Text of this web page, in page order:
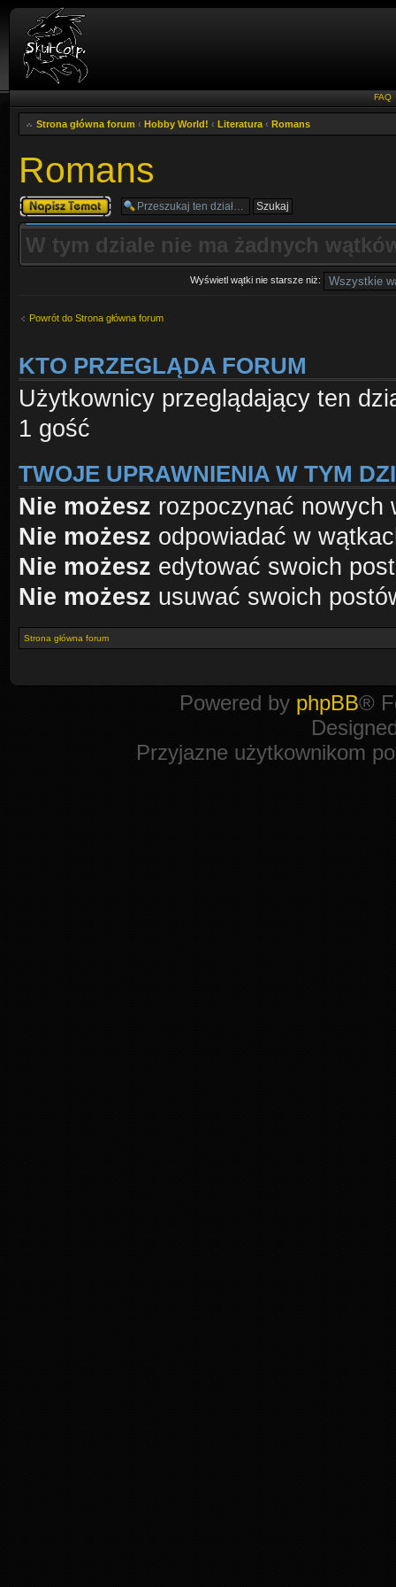
FAQ
Strona główna forum ‹ Hobby World! ‹ Literatura ‹ Romans
Romans
Napisz wątek
W tym dziale nie ma żadnych
Wyświetl wątki nie starsze niż:
Powrót do Strona główna forum
KTO PRZEGLĄDA FORUM
Użytkownicy przeglądający ten
1 gość
TWOJE UPRAWNIENIA W TYM
Nie możesz rozpoczynać nowych
Nie możesz odpowiadać w
Nie możesz edytować swoich
Nie możesz usuwać swoich
Strona główna forum
Powered by phpBB®
Przyjazne użytkownikom